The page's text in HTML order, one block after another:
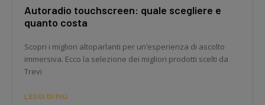
Autoradio touchscreen: quale scegliere e
quanto costa
Scopri i migliori altoparlanti per un’esperienza di ascolto
immersiva. Ecco la selezione dei migliori prodotti scelti da
Trevi
LEGGI DI PIÙ